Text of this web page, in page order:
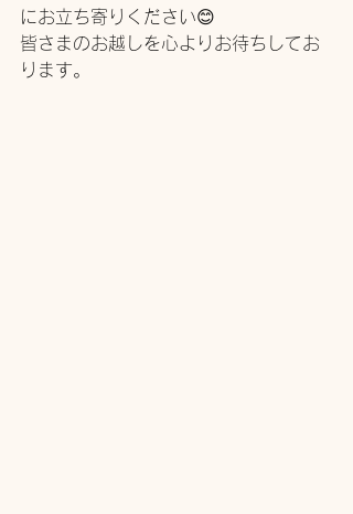
にお立ち寄りください😊
皆さまのお越しを心よりお待ちしてお
ります。